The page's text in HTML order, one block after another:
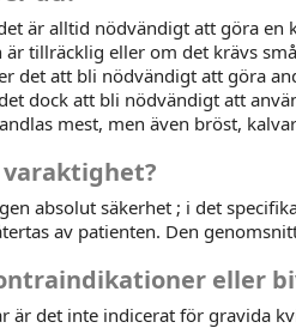
är alltid nödvändigt att göra en
tillräcklig eller om det krävs
det att bli nödvändigt att göra
dock att bli nödvändigt att
mest, men även bröst,
absolut säkerhet ; i det
av patienten. Den
eller
är det inte indicerat för gravida